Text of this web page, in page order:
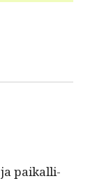
ja paikalli­